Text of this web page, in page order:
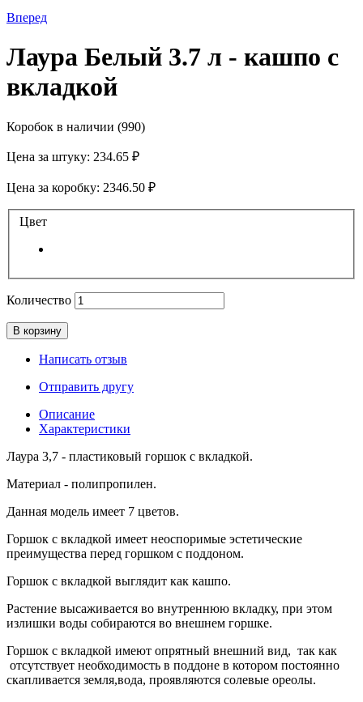
Вперед
Лаура Белый 3.7 л - кашпо с
вкладкой
Коробок в наличии (990)
Цена за штуку: 234.65 ₽
Цена за коробку: 2346.50 ₽
Цвет
Количество
В корзину
Написать отзыв
Отправить другу
Описание
Характеристики
Лаура 3,7 - пластиковый горшок с вкладкой.
Материал - полипропилен.
Данная модель имеет 7 цветов.
Горшок с вкладкой имеет неоспоримые эстетические
преимущества перед горшком с поддоном.
Горшок с вкладкой выглядит как кашпо.
Растение высаживается во внутреннюю вкладку, при этом
излишки воды собираются во внешнем горшке.
Горшок с вкладкой имеют опрятный внешний вид, так как
отсутствует необходимость в поддоне в котором постоянно
скапливается земля,вода, проявляются солевые ореолы.